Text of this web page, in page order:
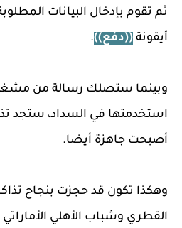
ثم تقوم بإدخال البيانات
أيقونة ((دفع)).
وبينما ستصلك رسالة من مشغل
استخدمتها في السداد، ستجد
أصبحت جاهزة أيضا.
وهكذا تكون قد حجزت بنجاح تذاكر
القطري وشباب الأهلي